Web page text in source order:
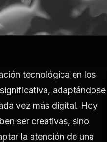
tecnológica en los
adaptándose
vez más digital. Hoy
ser creativas, sino
la atención de una